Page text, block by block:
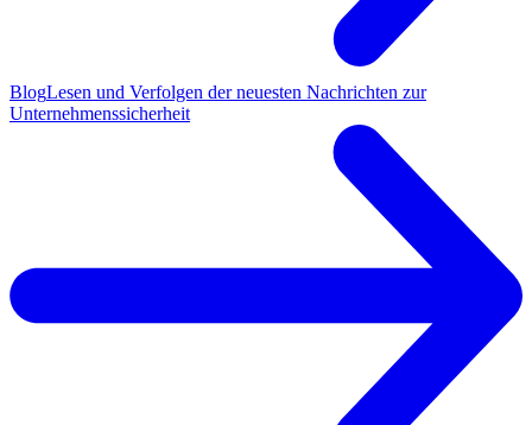
BlogLesen und Verfolgen der neuesten Nachrichten zur
Unternehmenssicherheit